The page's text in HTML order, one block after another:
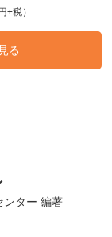
+税）
る
ンター 編著